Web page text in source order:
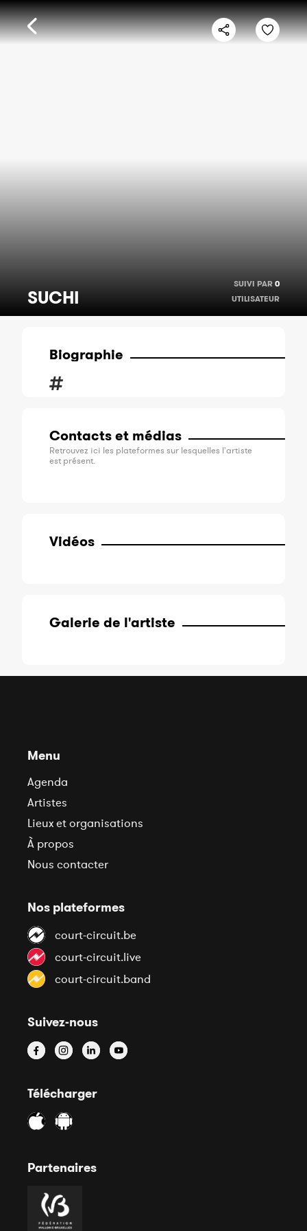
SUCHI
SUIVI PAR 0
UTILISATEUR
Biographie
Contacts et médias
Retrouvez ici les plateformes sur lesquelles l'artiste
est présent.
Vidéos
Galerie de l'artiste
Menu
Agenda
Artistes
Lieux et organisations
À propos
Nous contacter
Nos plateformes
court-circuit.be
court-circuit.live
court-circuit.band
Suivez-nous
Télécharger
Partenaires